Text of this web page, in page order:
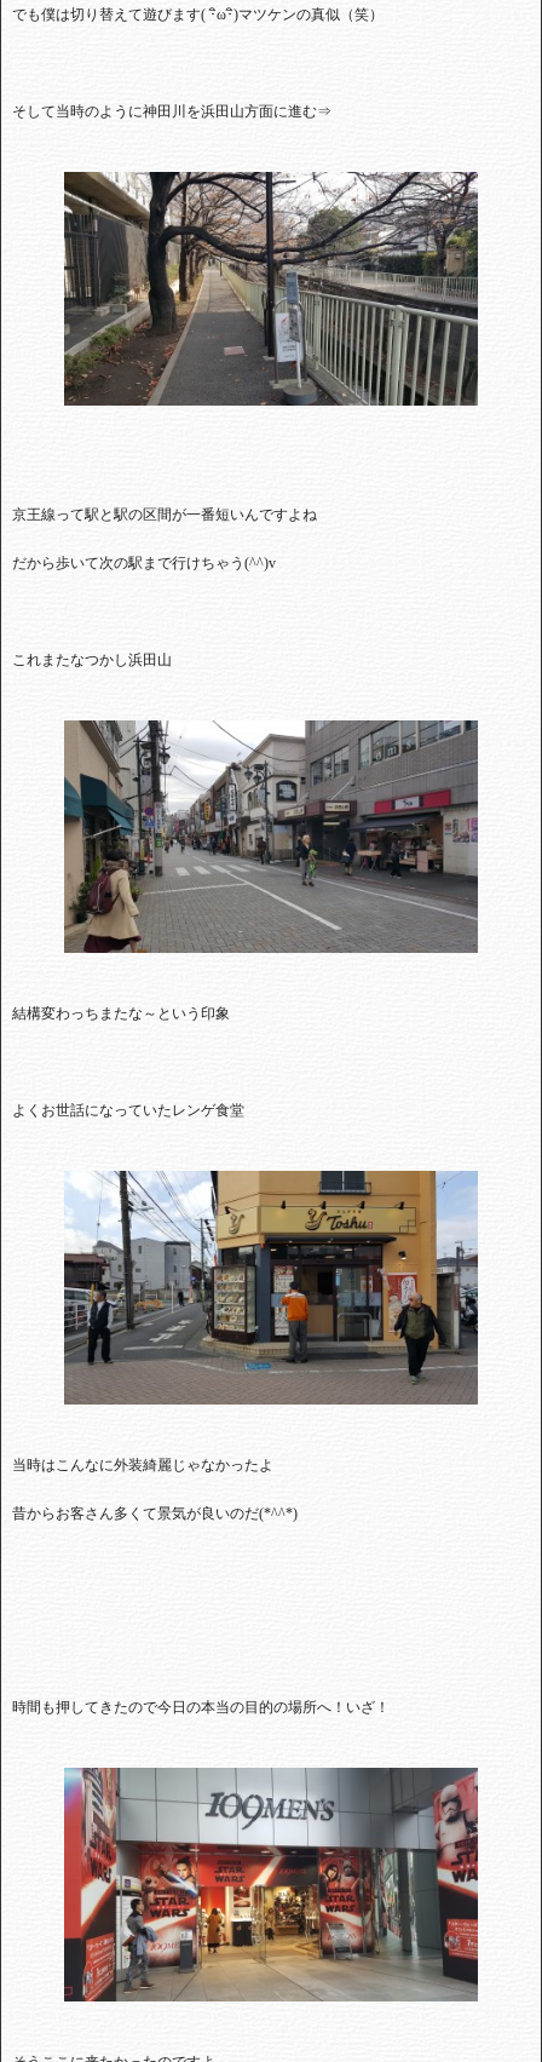
でも僕は切り替えて遊びます(･ω･ิ)マツケンの真似（笑）
そして当時のように神田川を浜田山方面に進む⇒
京王線って駅と駅の区間が一番短いんですよね
だから歩いて次の駅まで行けちゃう (^^)v
これまたなつかし浜田山
結構変わっちまたな～という印象
よくお世話になっていたレンゲ食堂
当時はこんなに外装綺麗じゃなかったよ
昔からお客さん多くて景気が良いのだ(*^^*)
時間も押してきたので今日の本当の目的の場所へ！いざ！